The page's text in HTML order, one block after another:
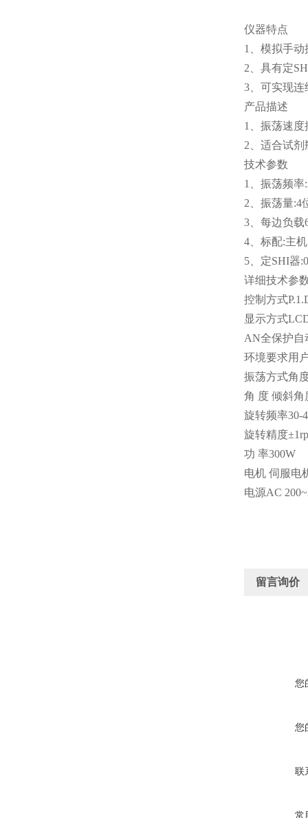
仪器特点
1、模拟手
2、具有定
3、可实现
产品描述
1、振荡速度
2、适合试
技术参数
1、振荡频率
2、振荡量:4
3、每边负载
4、标配:主
5、定SHI器
详细技术参
控制方式
显示方式
AN全保护自
环境要求用
振荡方式角
角 度 倾斜角
旋转频率30-
旋转精度
功 率300W
电机 伺服电
电源AC
留言询价
您
您
联
常